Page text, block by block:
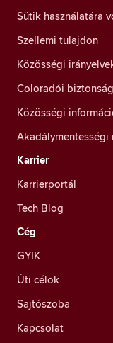
Sütik használatára
Szellemi tulajdon
Közösségi
Coloradói
Közösségi
Karrier
Karrierportál
Tech Blog
Cég
GYIK
Úti célok
Sajtószoba
Kapcsolat